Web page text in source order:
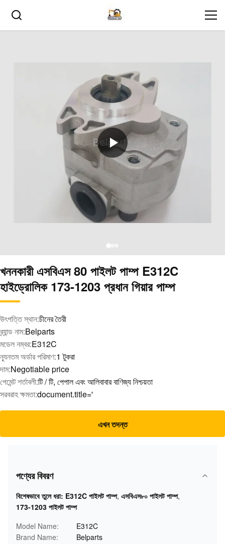
খননকারী এসবিএস 80 পাইলট পাম্প E312C
হাইড্রোলিক 173-1203 প্রধান গিয়ার পাম্প
উৎপত্তি স্থান:চীনের তৈরী
ব্র্যান্ড নাম:Belparts
মডেল নম্বর:E312C
ন্যূনতম অর্ডার পরিমাণ:1 টুকরা
দাম:Negotiable price
পেমেন্ট শর্তাবলী:টি / টি, পেপাল এবং আলিবাবার বাণিজ্য নিশ্চয়তা
সরবরাহ ক্ষমতা:document.title='
এখন তদন্ত
পণ্যের বিবরণ
বিশেষভাবে তুলে ধরা: E312C পাইলট পাম্প, এসবিএস৮০ পাইলট পাম্প,
173-1203 পাইলট পাম্প
Model Name:
E312C
Brand Name:
Belparts